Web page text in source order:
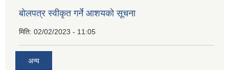
बाेलपत्र स्वीकृत गर्ने आशयकाे सूचना
मिति: 02/02/2023 - 11:05
अन्य